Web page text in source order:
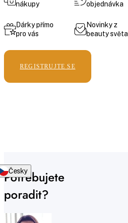
nákupy
objednávka
Dárky přímo
pro vás
Novinky z
beauty světa
REGISTRUJTE SE
Potřebujete
poradit?
Česky